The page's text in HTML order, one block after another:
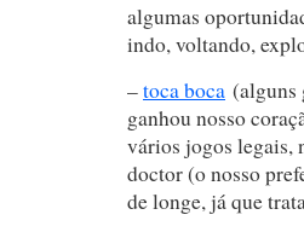
algumas
indo, voltando,
–toca boca (alguns
ganhou nosso
vários jogos legais,
doctor (o nosso
de longe, já que